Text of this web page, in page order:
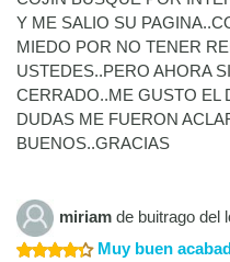
Y ME SALIO SU
MIEDO POR NO TENER
USTEDES..PERO AHORA
CERRADO..ME GUSTO EL
DUDAS ME FUERON
BUENOS..GRACIAS
miriam de buitrago del
Muy buen